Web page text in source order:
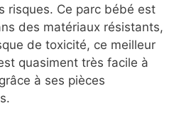
risques. Ce parc bébé est
des matériaux résistants,
de toxicité, ce meilleur
quasiment très facile à
à ses pièces